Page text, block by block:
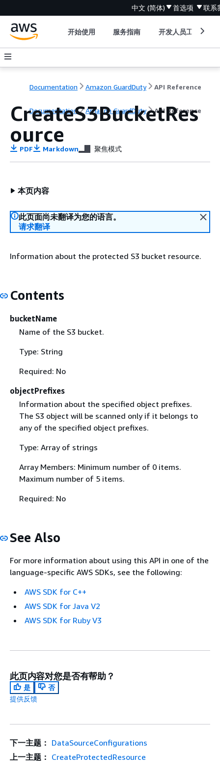
中文 (简体) 首选项 联系
开始使用 服务指南 开发人员工具
Documentation Amazon GuardDuty API Reference
Documentation Amazon GuardDuty API Reference
CreateS3BucketRes
ource
PDF Markdown 聚焦模式
本页内容
此页面尚未翻译为您的语言。
请求翻译
Information about the protected S3 bucket resource.
Contents
bucketName
Name of the S3 bucket.
Type: String
Required: No
objectPrefixes
Information about the specified object prefixes.
The S3 object will be scanned only if it belongs to
any of the specified object prefixes.
Type: Array of strings
Array Members: Minimum number of 0 items.
Maximum number of 5 items.
Required: No
See Also
For more information about using this API in one of the
language-specific AWS SDKs, see the following:
AWS SDK for C++
AWS SDK for Java V2
AWS SDK for Ruby V3
此页内容对您是否有帮助？
是
否
提供反馈
下一主题： DataSourceConfigurations
上一主题： CreateProtectedResource